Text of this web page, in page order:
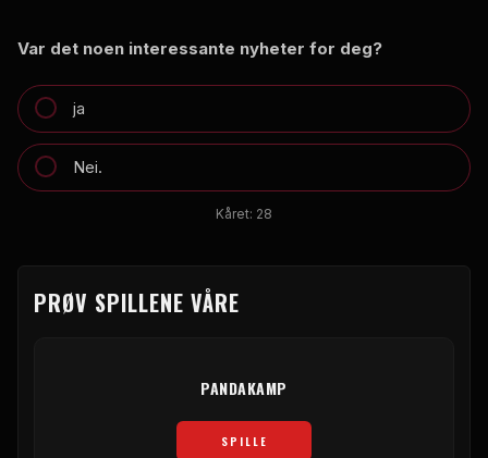
Var det noen interessante nyheter for deg?
ja
Nei.
Kåret: 28
PRØV SPILLENE VÅRE
PANDAKAMP
SPILLE